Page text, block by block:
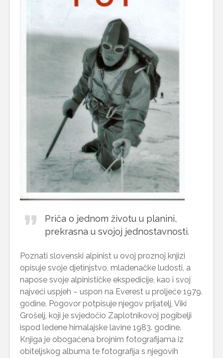
Priča o jednom životu u planini,
prekrasna u svojoj jednostavnosti.
Poznati slovenski alpinist u ovoj proznoj knjizi
opisuje svoje djetinjstvo, mladenačke ludosti, a
napose svoje alpinističke ekspedicije, kao i svoj
najveći uspjeh – uspon na Everest u proljeće 1979.
godine. Pogovor potpisuje njegov prijatelj, Viki
Grošelj, koji je svjedočio Zaplotnikovoj pogibelji
ispod ledene himalajske lavine 1983. godine.
Knjiga je obogaćena brojnim fotografijama iz
obiteljskog albuma te fotografija s njegovih